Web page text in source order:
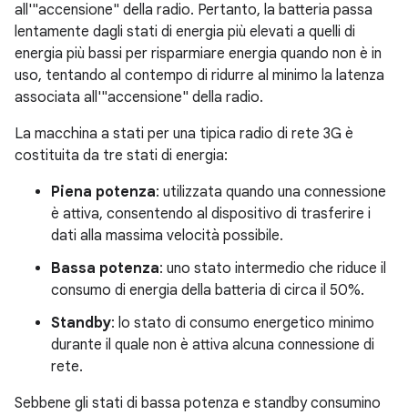
all'"accensione" della radio. Pertanto, la batteria passa
lentamente dagli stati di energia più elevati a quelli di
energia più bassi per risparmiare energia quando non è in
uso, tentando al contempo di ridurre al minimo la latenza
associata all'"accensione" della radio.
La macchina a stati per una tipica radio di rete 3G è
costituita da tre stati di energia:
Piena potenza: utilizzata quando una connessione
è attiva, consentendo al dispositivo di trasferire i
dati alla massima velocità possibile.
Bassa potenza: uno stato intermedio che riduce il
consumo di energia della batteria di circa il 50%.
Standby: lo stato di consumo energetico minimo
durante il quale non è attiva alcuna connessione di
rete.
Sebbene gli stati di bassa potenza e standby consumino